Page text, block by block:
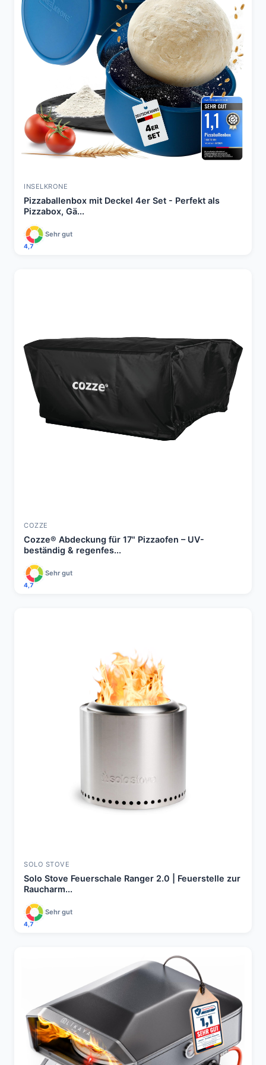
INSELKRONE
Pizzaballenbox mit Deckel 4er Set - Perfekt als
Pizzabox, Gä...
4,7
Sehr gut
COZZE
Cozze® Abdeckung für 17" Pizzaofen – UV-
beständig & regenfes...
4,7
Sehr gut
SOLO STOVE
Solo Stove Feuerschale Ranger 2.0 | Feuerstelle zur
Raucharm...
4,7
Sehr gut